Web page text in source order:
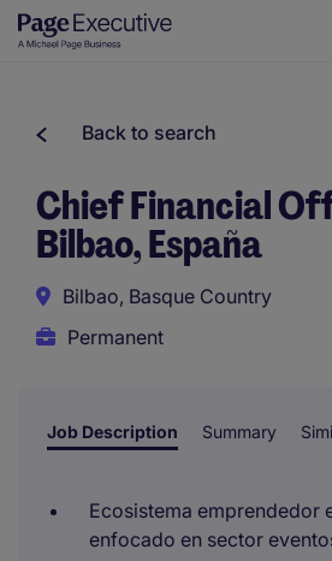
Back to search
Chief Financial
Bilbao, España
Bilbao, Basque Country
Permanent
Job Description Summary
Ecosistema emprendedor
enfocado en sector